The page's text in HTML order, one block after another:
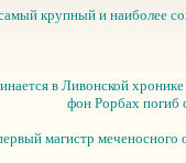
крупный и наиболее
в Ливонской
фон Рорбах погиб
магистр меченосного